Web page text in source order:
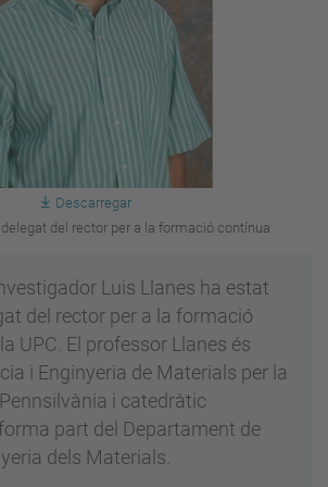
Descarregar
del rector per a la formació contínua
Luis Llanes ha estat
del rector per a la formació
UPC. El professor Llanes és
i Enginyeria de Materials per la
i catedràtic
part del Departament de
dels Materials.